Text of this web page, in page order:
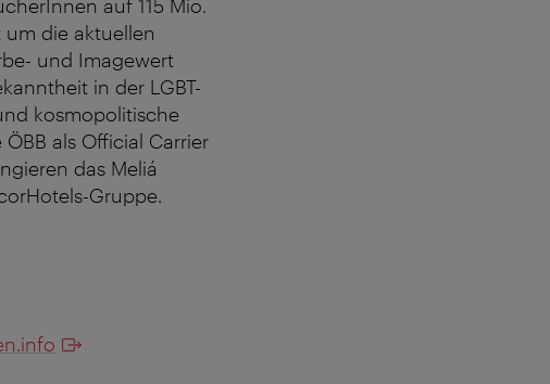
auf 115 Mio.
um die aktuellen
und Imagewert
in der LGBT-
kosmopolitische
als Official Carrier
das Meliá
Gruppe.